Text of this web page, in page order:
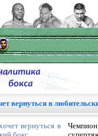
вернуться в